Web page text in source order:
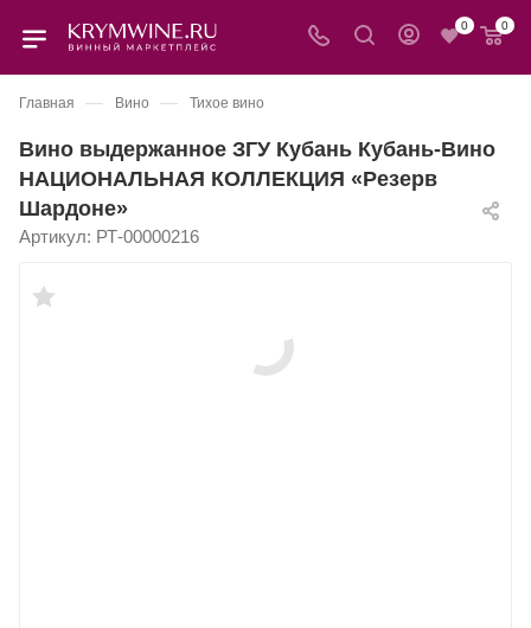
0 0
Главная — Вино — Тихое вино
Вино выдержанное ЗГУ Кубань Кубань-Вино
НАЦИОНАЛЬНАЯ КОЛЛЕКЦИЯ «Резерв
Шардоне»
Артикул: РТ-00000216